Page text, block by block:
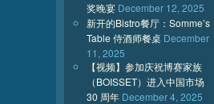
奖晚宴 December 12, 2025
新开的Bistro餐厅：Somme’s
Table 侍酒师餐桌 December
11, 2025
【视频】参加庆祝博赛家族
（BOISSET）进入中国市场
30 周年 December 4, 2025